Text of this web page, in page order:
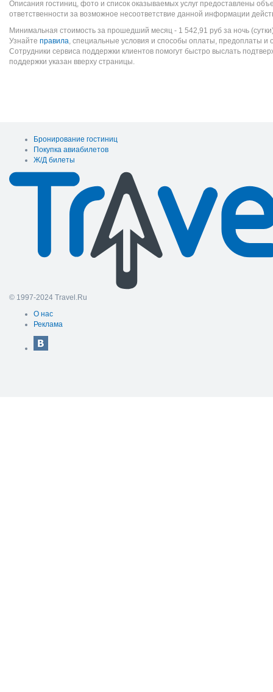
Описания гостиниц, фото и список оказываемых услуг предоставлены
ответственности за возможное несоответствие данной информации
Минимальная стоимость за прошедший месяц - 1 542,91 руб за ночь
Узнайте правила, специальные условия и способы оплаты, предоплаты и
Сотрудники сервиса поддержки клиентов помогут быстро выслать
поддержки указан вверху страницы.
Бронирование гостиниц
Покупка авиабилетов
Ж/Д билеты
© 1997-2024 Travel.Ru
О нас
Реклама